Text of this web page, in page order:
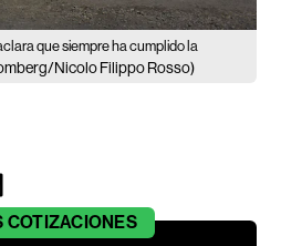
que siempre ha cumplido la
Nicolo Filippo Rosso)
COTIZACIONES